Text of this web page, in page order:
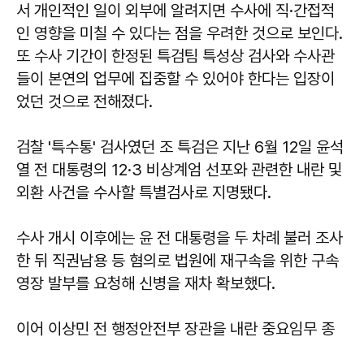
서 개인적인 일이 외부에 알려지면 수사에 직·간접적
인 영향을 미칠 수 있다는 점을 우려한 것으로 보인다.
또 수사 기간이 한정된 특검팀 특성상 검사와 수사관
들이 본연의 업무에 집중할 수 있어야 한다는 입장이
었던 것으로 전해졌다.
검찰 '특수통' 검사였던 조 특검은 지난 6월 12일 윤석
열 전 대통령의 12·3 비상계엄 선포와 관련한 내란 및
외환 사건을 수사할 특별검사로 지명됐다.
수사 개시 이후에는 윤 전 대통령을 두 차례 불러 조사
한 뒤 직권남용 등 혐의로 법원에 재구속을 위한 구속
영장 발부를 요청해 신병을 재차 확보했다.
이어 이상민 전 행정안전부 장관을 내란 중요임무 종